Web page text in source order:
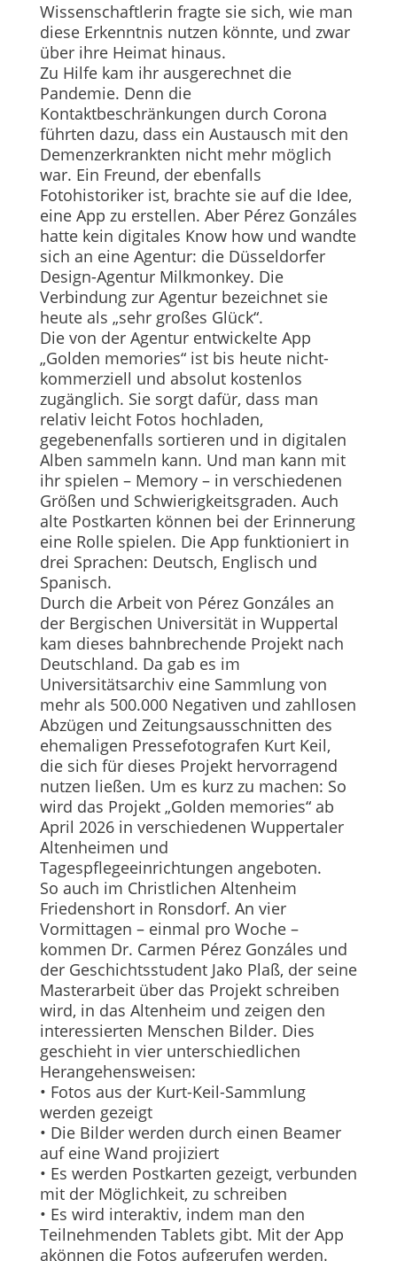
Wissenschaftlerin fragte sie sich, wie man
diese Erkenntnis nutzen könnte, und zwar
über ihre Heimat hinaus.
Zu Hilfe kam ihr ausgerechnet die
Pandemie. Denn die
Kontaktbeschränkungen durch Corona
führten dazu, dass ein Austausch mit den
Demenzerkrankten nicht mehr möglich
war. Ein Freund, der ebenfalls
Fotohistoriker ist, brachte sie auf die Idee,
eine App zu erstellen. Aber Pérez Gonzáles
hatte kein digitales Know how und wandte
sich an eine Agentur: die Düsseldorfer
Design-Agentur Milkmonkey. Die
Verbindung zur Agentur bezeichnet sie
heute als „sehr großes Glück“.
Die von der Agentur entwi­ckelte App
„Golden memories“ ist bis heute nicht-
kommerziell und absolut kostenlos
zugänglich. Sie sorgt dafür, dass man
relativ leicht Fotos hochladen,
gegebenenfalls sortieren und in digitalen
Alben sammeln kann. Und man kann mit
ihr spielen – Memory – in verschiedenen
Größen und Schwierigkeitsgraden. Auch
alte Postkarten können bei der Erinnerung
eine Rolle spielen. Die App funktioniert in
drei Sprachen: Deutsch, Englisch und
Spanisch.
Durch die Arbeit von Pérez Gonzáles an
der Bergischen Universität in Wuppertal
kam dieses bahnbrechende Projekt nach
Deutschland. Da gab es im
Universitätsarchiv eine Sammlung von
mehr als 500.000 Negativen und zahllosen
Abzügen und Zeitungsausschnitten des
ehemaligen Pressefotografen Kurt Keil,
die sich für dieses Projekt hervorragend
nutzen ließen. Um es kurz zu machen: So
wird das Projekt „Golden memories“ ab
April 2026 in verschiedenen Wuppertaler
Altenheimen und
Tagespflegeeinrichtungen angeboten.
So auch im Christlichen Altenheim
Friedenshort in Ronsdorf. An vier
Vormittagen – einmal pro Woche –
kommen Dr. Carmen Pérez Gonzáles und
der Geschichtsstudent Jako Plaß, der seine
Masterarbeit über das Projekt schreiben
wird, in das Altenheim und zeigen den
interessierten Menschen Bilder. Dies
geschieht in vier unterschiedlichen
Herangehensweisen:
• Fotos aus der Kurt-Keil-Sammlung
werden gezeigt
• Die Bilder werden durch einen Beamer
auf eine Wand projiziert
• Es werden Postkarten gezeigt, verbunden
mit der Möglichkeit, zu schreiben
• Es wird interaktiv, indem man den
Teilnehmenden Tablets gibt. Mit der App
akönnen die Fotos aufgerufen werden.